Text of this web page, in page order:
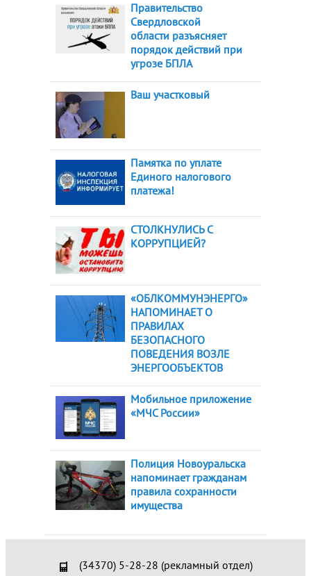
Правительство
Свердловской
области разъясняет
порядок действий при
угрозе БПЛА
Ваш участковый
Памятка по уплате
Единого налогового
платежа!
СТОЛКНУЛИСЬ С
КОРРУПЦИЕЙ?
«ОБЛКОММУНЭНЕРГО»
НАПОМИНАЕТ О
ПРАВИЛАХ
БЕЗОПАСНОГО
ПОВЕДЕНИЯ ВОЗЛЕ
ЭНЕРГООБЪЕКТОВ
Мобильное приложение
«МЧС России»
Полиция Новоуральска
напоминает гражданам
правила сохранности
имущества
(34370) 5-28-28 (рекламный отдел)